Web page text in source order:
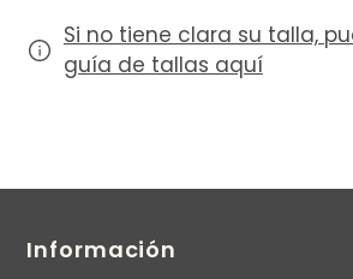
Si no tiene clara su talla,
guía de tallas aquí
Información